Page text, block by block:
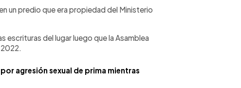
un predio que era propiedad del Ministerio
escrituras del lugar luego que la Asamblea
agresión sexual de prima mientras